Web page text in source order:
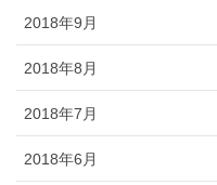
2018年9月
2018年8月
2018年7月
2018年6月